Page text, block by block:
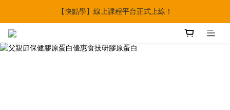
🔥父親節多重優惠一次享！
【快點學】線上課程平台正式上線！